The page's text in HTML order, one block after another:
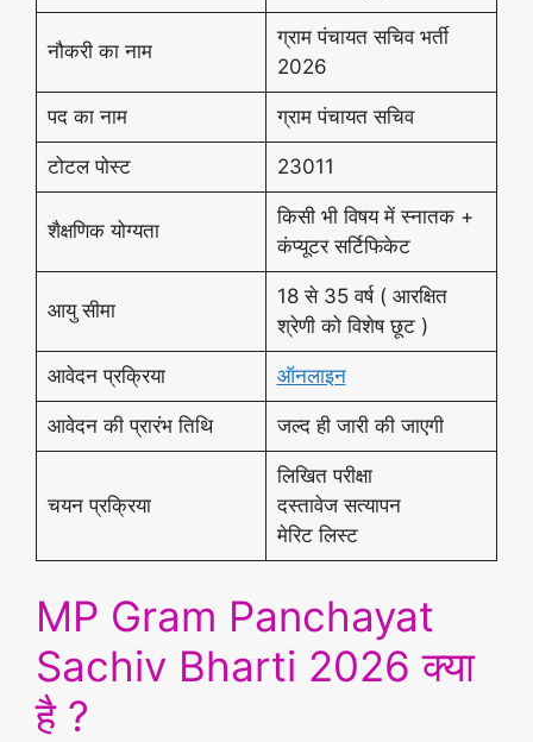
नौकरी का नाम
ग्राम पंचायत सचिव भर्ती
2026
पद का नाम ग्राम पंचायत सचिव
टोटल पोस्ट 23011
शैक्षणिक योग्यता
किसी भी विषय में स्नातक +
कंप्यूटर सर्टिफिकेट
आयु सीमा
18 से 35 वर्ष ( आरक्षित
श्रेणी को विशेष छूट )
आवेदन प्रक्रिया ऑनलाइन
आवेदन की प्रारंभ तिथि जल्द ही जारी की जाएगी
चयन प्रक्रिया
लिखित परीक्षा
दस्तावेज सत्यापन
मेरिट लिस्ट
MP Gram Panchayat
Sachiv Bharti 2026 क्या
है ?